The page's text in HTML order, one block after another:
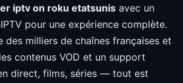
iptv on roku etatsunis avec un
pour une expérience complète.
des milliers de chaînes françaises et
contenus VOD et un support
direct, films, séries — tout est